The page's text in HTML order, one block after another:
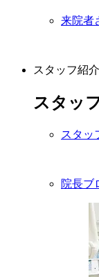
来院者
スタッフ紹介
スタッ
スタッ
院長ブ